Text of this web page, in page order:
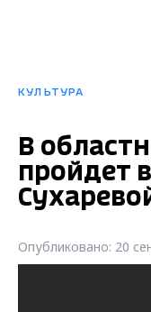
КУЛЬТУРА
В
пройдет
Опубликовано: 20